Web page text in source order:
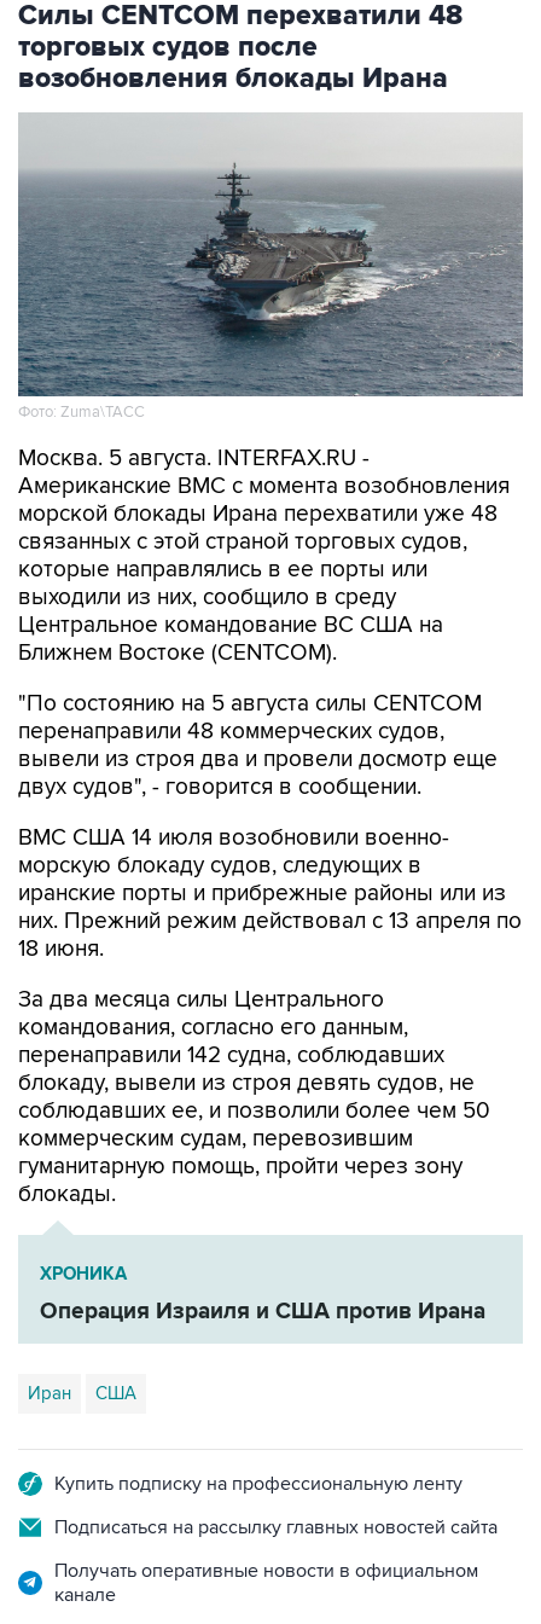
Силы CENTCOM перехватили 48
торговых судов после
возобновления блокады Ирана
Фото: Zuma\ТАСС
Москва. 5 августа. INTERFAX.RU -
Американские ВМС с момента возобновления
морской блокады Ирана перехватили уже 48
связанных с этой страной торговых судов,
которые направлялись в ее порты или
выходили из них, сообщило в среду
Центральное командование ВС США на
Ближнем Востоке (CENTCOM).
"По состоянию на 5 августа силы CENTCOM
перенаправили 48 коммерческих судов,
вывели из строя два и провели досмотр еще
двух судов", - говорится в сообщении.
ВМС США 14 июля возобновили военно-
морскую блокаду судов, следующих в
иранские порты и прибрежные районы или из
них. Прежний режим действовал с 13 апреля по
18 июня.
За два месяца силы Центрального
командования, согласно его данным,
перенаправили 142 судна, соблюдавших
блокаду, вывели из строя девять судов, не
соблюдавших ее, и позволили более чем 50
коммерческим судам, перевозившим
гуманитарную помощь, пройти через зону
блокады.
ХРОНИКА
Операция Израиля и США против Ирана
Иран США
Купить подписку на профессиональную ленту
Подписаться на рассылку главных новостей сайта
Получать оперативные новости в официальном
канале